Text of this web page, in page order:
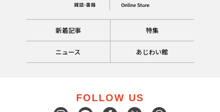
新着記事 特集
ニュース あじわい館
FOLLOW US